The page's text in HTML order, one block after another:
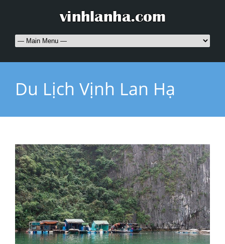
Du Lịch Vịnh Lan Hạ